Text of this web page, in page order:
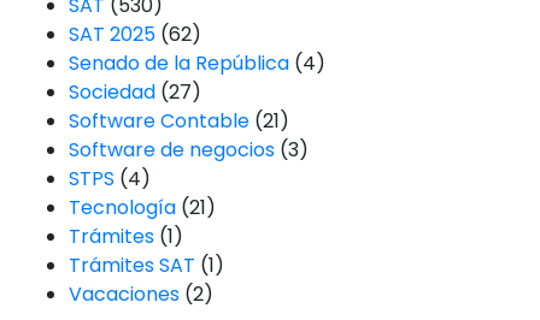
SAT 2025(62)
Senado de la República(4)
Sociedad(27)
Software Contable(21)
Software de negocios(3)
STPS (4)
Tecnología(21)
Trámites(1)
Trámites SAT (1)
Vacaciones(2)